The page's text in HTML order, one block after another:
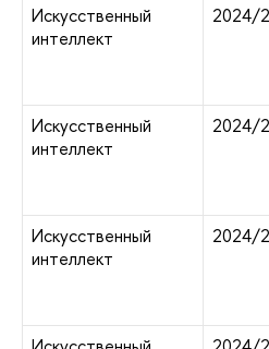
Искусственный
интеллект
2024/
Искусственный
интеллект
2024/
Искусственный
интеллект
2024/